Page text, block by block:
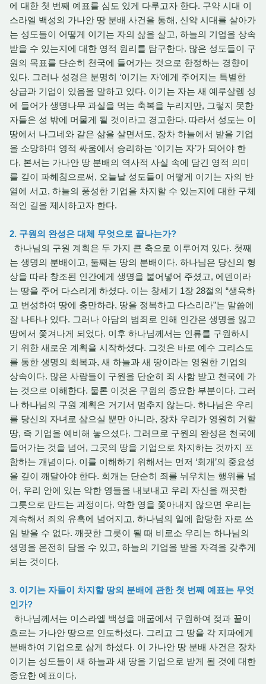
에 대한 첫 번째 예표를 심도 있게 다루고자 한다. 구약 시대 이
스라엘 백성의 가나안 땅 분배 사건을 통해, 신약 시대를 살아가
는 성도들이 어떻게 이기는 자의 삶을 살고, 하늘의 기업을 상속
받을 수 있는지에 대한 영적 원리를 탐구한다. 많은 성도들이 구
원의 목표를 단순히 천국에 들어가는 것으로 한정하는 경향이
있다. 그러나 성경은 분명히 ‘이기는 자’에게 주어지는 특별한
상급과 기업이 있음을 말하고 있다. 이기는 자는 새 예루살렘 성
에 들어가 생명나무 과실을 먹는 축복을 누리지만, 그렇지 못한
자들은 성 밖에 머물게 될 것이라고 경고한다. 따라서 성도는 이
땅에서 나그네와 같은 삶을 살면서도, 장차 하늘에서 받을 기업
을 소망하며 영적 싸움에서 승리하는 ‘이기는 자’가 되어야 한
다. 본서는 가나안 땅 분배의 역사적 사실 속에 담긴 영적 의미
를 깊이 파헤침으로써, 오늘날 성도들이 어떻게 이기는 자의 반
열에 서고, 하늘의 풍성한 기업을 차지할 수 있는지에 대한 구체
적인 길을 제시하고자 한다.
2. 구원의 완성은 대체 무엇으로 끝나는가?
하나님의 구원 계획은 두 가지 큰 축으로 이루어져 있다. 첫째
는 생명의 분배이고, 둘째는 땅의 분배이다. 하나님은 당신의 형
상을 따라 창조된 인간에게 생명을 불어넣어 주셨고, 에덴이라
는 땅을 주어 다스리게 하셨다. 이는 창세기 1장 28절의 “생육하
고 번성하여 땅에 충만하라, 땅을 정복하고 다스리라”는 말씀에
잘 나타나 있다. 그러나 아담의 범죄로 인해 인간은 생명을 잃고
땅에서 쫓겨나게 되었다. 이후 하나님께서는 인류를 구원하시
기 위한 새로운 계획을 시작하셨다. 그것은 바로 예수 그리스도
를 통한 생명의 회복과, 새 하늘과 새 땅이라는 영원한 기업의
상속이다. 많은 사람들이 구원을 단순히 죄 사함 받고 천국에 가
는 것으로 이해한다. 물론 이것은 구원의 중요한 부분이다. 그러
나 하나님의 구원 계획은 거기서 멈추지 않는다. 하나님은 우리
를 당신의 자녀로 삼으실 뿐만 아니라, 장차 우리가 영원히 거할
땅, 즉 기업을 예비해 놓으셨다. 그러므로 구원의 완성은 천국에
들어가는 것을 넘어, 그곳의 땅을 기업으로 차지하는 것까지 포
함하는 개념이다. 이를 이해하기 위해서는 먼저 ‘회개’의 중요성
을 깊이 깨달아야 한다. 회개는 단순히 죄를 뉘우치는 행위를 넘
어, 우리 안에 있는 악한 영들을 내보내고 우리 자신을 깨끗한
그릇으로 만드는 과정이다. 악한 영을 쫓아내지 않으면 우리는
계속해서 죄의 유혹에 넘어지고, 하나님의 일에 합당한 자로 쓰
임 받을 수 없다. 깨끗한 그릇이 될 때 비로소 우리는 하나님의
생명을 온전히 담을 수 있고, 하늘의 기업을 받을 자격을 갖추게
되는 것이다.
3. 이기는 자들이 차지할 땅의 분배에 관한 첫 번째 예표는 무엇
인가?
하나님께서는 이스라엘 백성을 애굽에서 구원하여 젖과 꿀이
흐르는 가나안 땅으로 인도하셨다. 그리고 그 땅을 각 지파에게
분배하여 기업으로 삼게 하셨다. 이 가나안 땅 분배 사건은 장차
이기는 성도들이 새 하늘과 새 땅을 기업으로 받게 될 것에 대한
중요한 예표이다.